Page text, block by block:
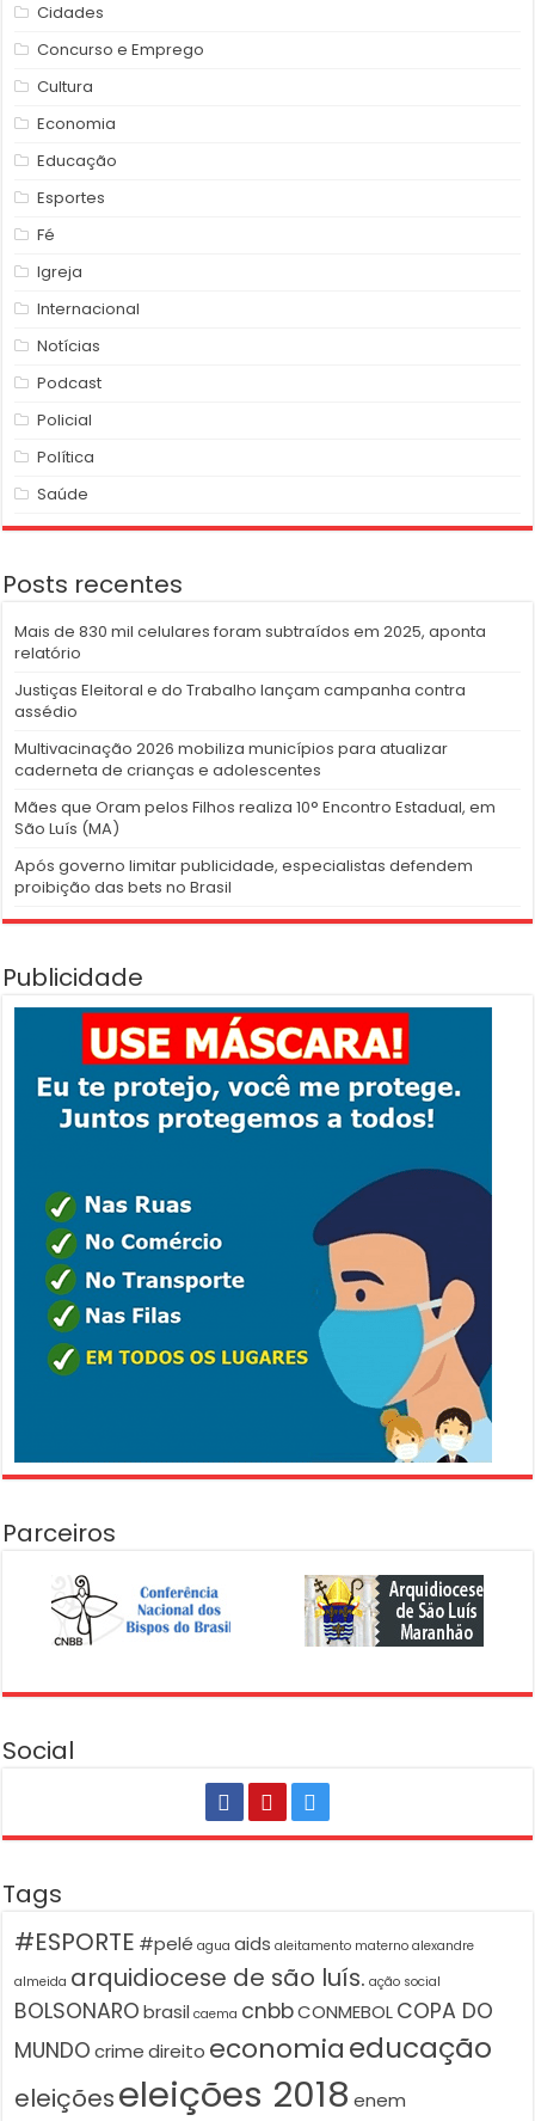
Cidades
Concurso e Emprego
Cultura
Economia
Educação
Esportes
Fé
Igreja
Internacional
Notícias
Podcast
Policial
Política
Saúde
Posts recentes
Mais de 830 mil celulares foram subtraídos em 2025, aponta
relatório
Justiças Eleitoral e do Trabalho lançam campanha contra
assédio
Multivacinação 2026 mobiliza municípios para atualizar
caderneta de crianças e adolescentes
Mães que Oram pelos Filhos realiza 10° Encontro Estadual, em
São Luís (MA)
Após governo limitar publicidade, especialistas defendem
proibição das bets no Brasil
Publicidade
Parceiros
Social
Tags
#ESPORTE #pelé agua aids aleitamento materno alexandre
almeida arquidiocese de são luís. ação social
BOLSONARO brasil caema cnbbCONMEBOLCOPA DO
MUNDO crime direito economiaeducação
eleiçõeseleições 2018 enem